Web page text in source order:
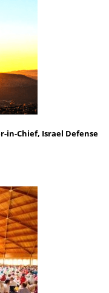
in-Chief, Israel Defense